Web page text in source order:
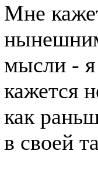
Мне
мысли - я
кажется
как
в своей